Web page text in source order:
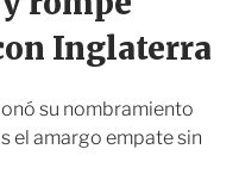
s
r
Inglaterra
su nombramiento
el amargo empate sin